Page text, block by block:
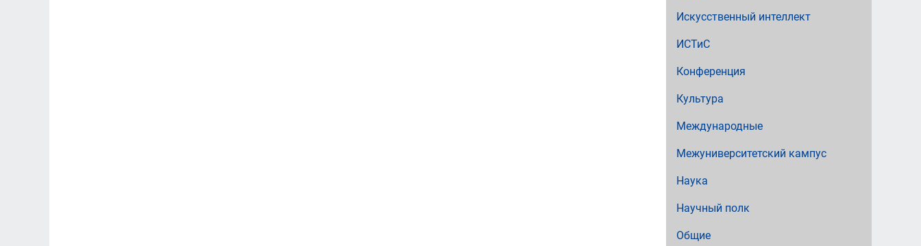
Искусственный интеллект
ИСТиС
Конференция
Культура
Международные
Межуниверситетский кампус
Наука
Научный полк
Общие